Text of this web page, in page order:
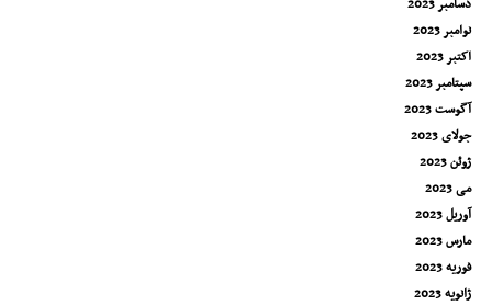
دسامبر 2023
نوامبر 2023
اکتبر 2023
سپتامبر 2023
آگوست 2023
جولای 2023
ژوئن 2023
می 2023
آوریل 2023
مارس 2023
فوریه 2023
ژانویه 2023